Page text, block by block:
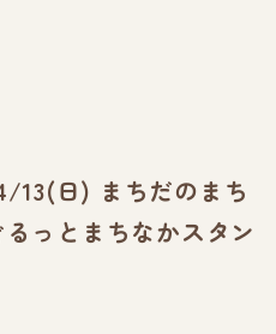
13(日) まちだのまち
っとまちなかスタン